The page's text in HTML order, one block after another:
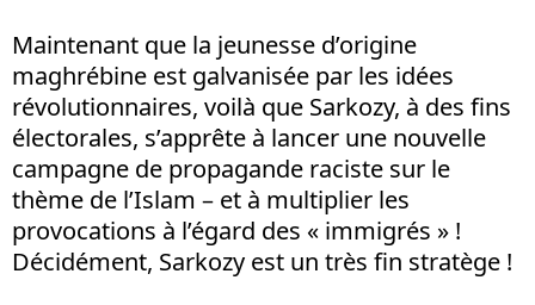
Maintenant que la jeunesse d’origine
maghrébine est galvanisée par les idées
révolutionnaires, voilà que Sarkozy, à des fins
électorales, s’apprête à lancer une nouvelle
campagne de propagande raciste sur le
thème de l’Islam – et à multiplier les
provocations à l’égard des « immigrés » !
Décidément, Sarkozy est un très fin stratège !